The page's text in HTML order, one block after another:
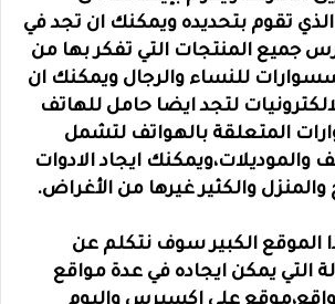
تقوم بتحديده ويمكنك ان تجد في
جميع المنتجات التي تفكر بها من
للنساء والرجال ويمكنك ان
لتجد ايضا حامل للهاتف
المتعلقة بالهواتف لتشمل
والموديلات،ويمكنك ايجاد الادوات
والكثير غيرها من الأغراض.
الموقع الكبير سوف نتكلم عن
التي يمكن ايجاده في عدة مواقع